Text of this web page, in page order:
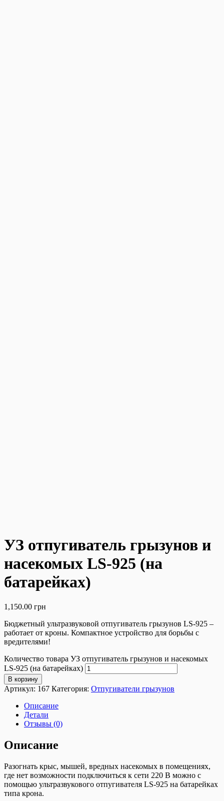
УЗ отпугиватель грызунов и
насекомых LS-925 (на
батарейках)
1,150.00 грн
Бюджетный ультразвуковой отпугиватель грызунов LS-925 –
работает от кроны. Компактное устройство для борьбы с
вредителями!
Количество товара УЗ отпугиватель грызунов и насекомых
LS-925 (на батарейках)
В корзину
Артикул: 167 Категория: Отпугиватели грызунов
Описание
Детали
Отзывы (0)
Описание
Разогнать крыс, мышей, вредных насекомых в помещениях,
где нет возможности подключиться к сети 220 В можно с
помощью ультразвукового отпугивателя LS-925 на батарейках
типа крона.